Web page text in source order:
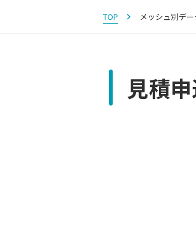
TOP メッシュ別デ
見積